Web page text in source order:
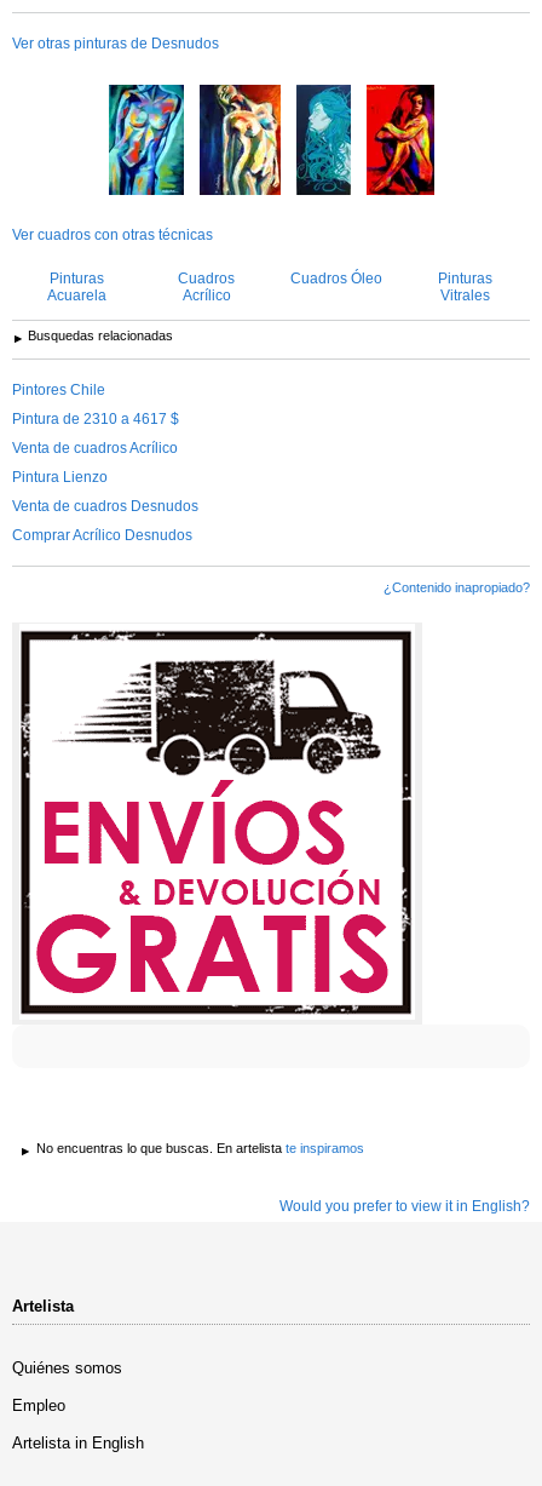
Ver otras pinturas de Desnudos
Ver cuadros con otras técnicas
Pinturas
Acuarela
Cuadros
Acrílico
Cuadros Óleo
Pinturas
Vitrales
Busquedas relacionadas
Pintores Chile
Pintura de 2310 a 4617 $
Venta de cuadros Acrílico
Pintura Lienzo
Venta de cuadros Desnudos
Comprar Acrílico Desnudos
¿Contenido inapropiado?
No encuentras lo que buscas. En artelista te inspiramos
Would you prefer to view it in English?
Artelista
Quiénes somos
Empleo
Artelista in English